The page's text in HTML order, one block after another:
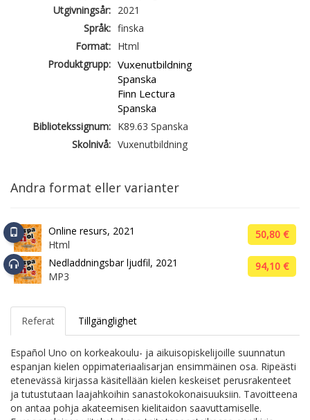
Utgivningsår: 2021
Språk: finska
Format: Html
Produktgrupp: Vuxenutbildning
Spanska
Finn Lectura
Spanska
Bibliotekssignum: K89.63 Spanska
Skolnivå: Vuxenutbildning
Andra format eller varianter
Online resurs, 2021
Html
50,80 €
Nedladdningsbar ljudfil, 2021
MP3
94,10 €
Referat Tillgänglighet
Español Uno on korkeakoulu- ja aikuisopiskelijoille suunnatun
espanjan kielen oppimateriaalisarjan ensimmäinen osa. Ripeästi
etenevässä kirjassa käsitellään kielen keskeiset perusrakenteet
ja tutustutaan laajahkoihin sanastokokonaisuuksiin. Tavoitteena
on antaa pohja akateemisen kielitaidon saavuttamiselle.